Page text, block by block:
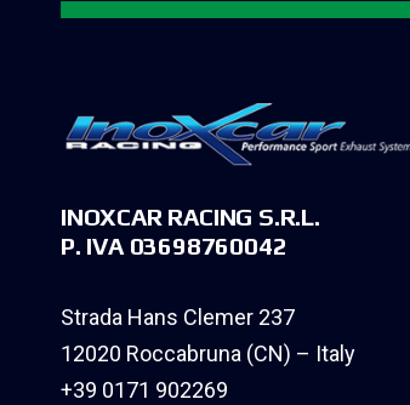
INOXCAR RACING S.R.L.
P. IVA 03698760042
Strada Hans Clemer 237
12020 Roccabruna (CN) – Italy
+39 0171 902269